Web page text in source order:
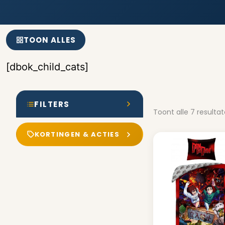
TOON ALLES
[dbok_child_cats]
FILTERS
KORTINGEN & ACTIES
Toont alle 7